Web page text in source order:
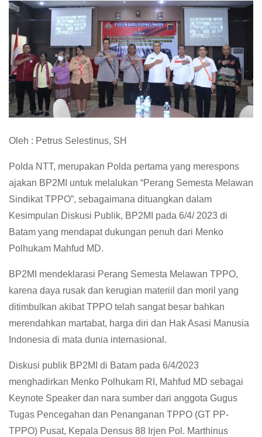
Oleh : Petrus Selestinus, SH
Polda NTT, merupakan Polda pertama yang merespons
ajakan BP2MI untuk melalukan “Perang Semesta Melawan
Sindikat TPPO”, sebagaimana dituangkan dalam
Kesimpulan Diskusi Publik, BP2MI pada 6/4/ 2023 di
Batam yang mendapat dukungan penuh dari Menko
Polhukam Mahfud MD.
BP2MI mendeklarasi Perang Semesta Melawan TPPO,
karena daya rusak dan kerugian materiil dan moril yang
ditimbulkan akibat TPPO telah sangat besar bahkan
merendahkan martabat, harga diri dan Hak Asasi Manusia
Indonesia di mata dunia internasional.
Diskusi publik BP2MI di Batam pada 6/4/2023
menghadirkan Menko Polhukam RI, Mahfud MD sebagai
Keynote Speaker dan nara sumber dari anggota Gugus
Tugas Pencegahan dan Penanganan TPPO (GT PP-
TPPO) Pusat, Kepala Densus 88 Irjen Pol. Marthinus